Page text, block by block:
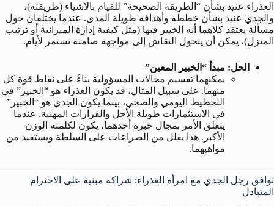
العذراء عنيد بشأن “الطريقة الصحيحة” للقيام بالأشياء (طريقته)،
والجدي عنيد بشأن خططه وأهدافه طويلة المدى. عندما يختلفان حول
مسألة يعتقد كلاهما أنه الخبير فيها (مثل كيفية إدارة الميزانية أو ترتيب
المنزل)، يمكن أن يتحول النقاش إلى مواجهة صامتة تستمر لأيام.
الحل: مبدأ “الخبير المعين”
يمكنهما تقسيم مجالات المسؤولية بناءً على نقاط قوة كل
منهما. على سبيل المثال، قد يكون العذراء هو “الخبير” في
التخطيط اليومي والصحي، بينما يكون الجدي هو “الخبير”
في الاستثمارات طويلة الأجل والقرارات المهنية. عندما
يتعلق الأمر بمجال خبرة أحدهما، يكون لكلمته الوزن
الأكبر. هذا يقلل من الصراعات على السلطة ويستفيد من
مواهبهما.
توافق رجل الجدي مع امرأة العذراء: شراكة مبنية على الاحترام
المتبادل